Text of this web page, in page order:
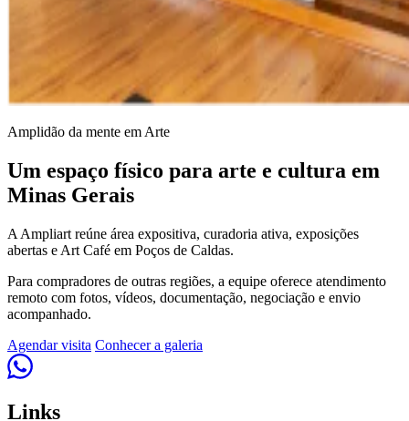
Amplidão da mente em Arte
Um espaço físico para arte e cultura em
Minas Gerais
A Ampliart reúne área expositiva, curadoria ativa, exposições
abertas e Art Café em Poços de Caldas.
Para compradores de outras regiões, a equipe oferece atendimento
remoto com fotos, vídeos, documentação, negociação e envio
acompanhado.
Agendar visita Conhecer a galeria
Links